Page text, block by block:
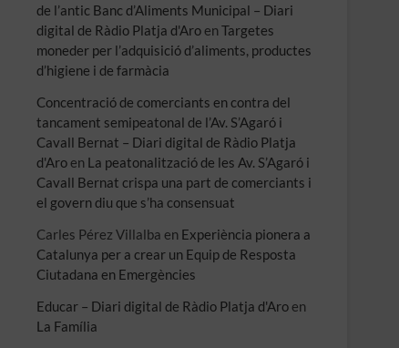
de l’antic Banc d’Aliments Municipal – Diari
digital de Ràdio Platja d'Aro enTargetes
moneder per l’adquisició d’aliments, productes
d’higiene i de farmàcia
Concentració de comerciants en contra del
tancament semipeatonal de l’Av. S’Agaró i
Cavall Bernat – Diari digital de Ràdio Platja
d'Aro en La peatonalització de les Av. S’Agaró i
Cavall Bernat crispa una part de comerciants i
el govern diu que s’ha consensuat
Carles Pérez Villalba en Experiència pionera a
Catalunya per a crear un Equip de Resposta
Ciutadana en Emergències
Educar – Diari digital de Ràdio Platja d'Aro en
La Família